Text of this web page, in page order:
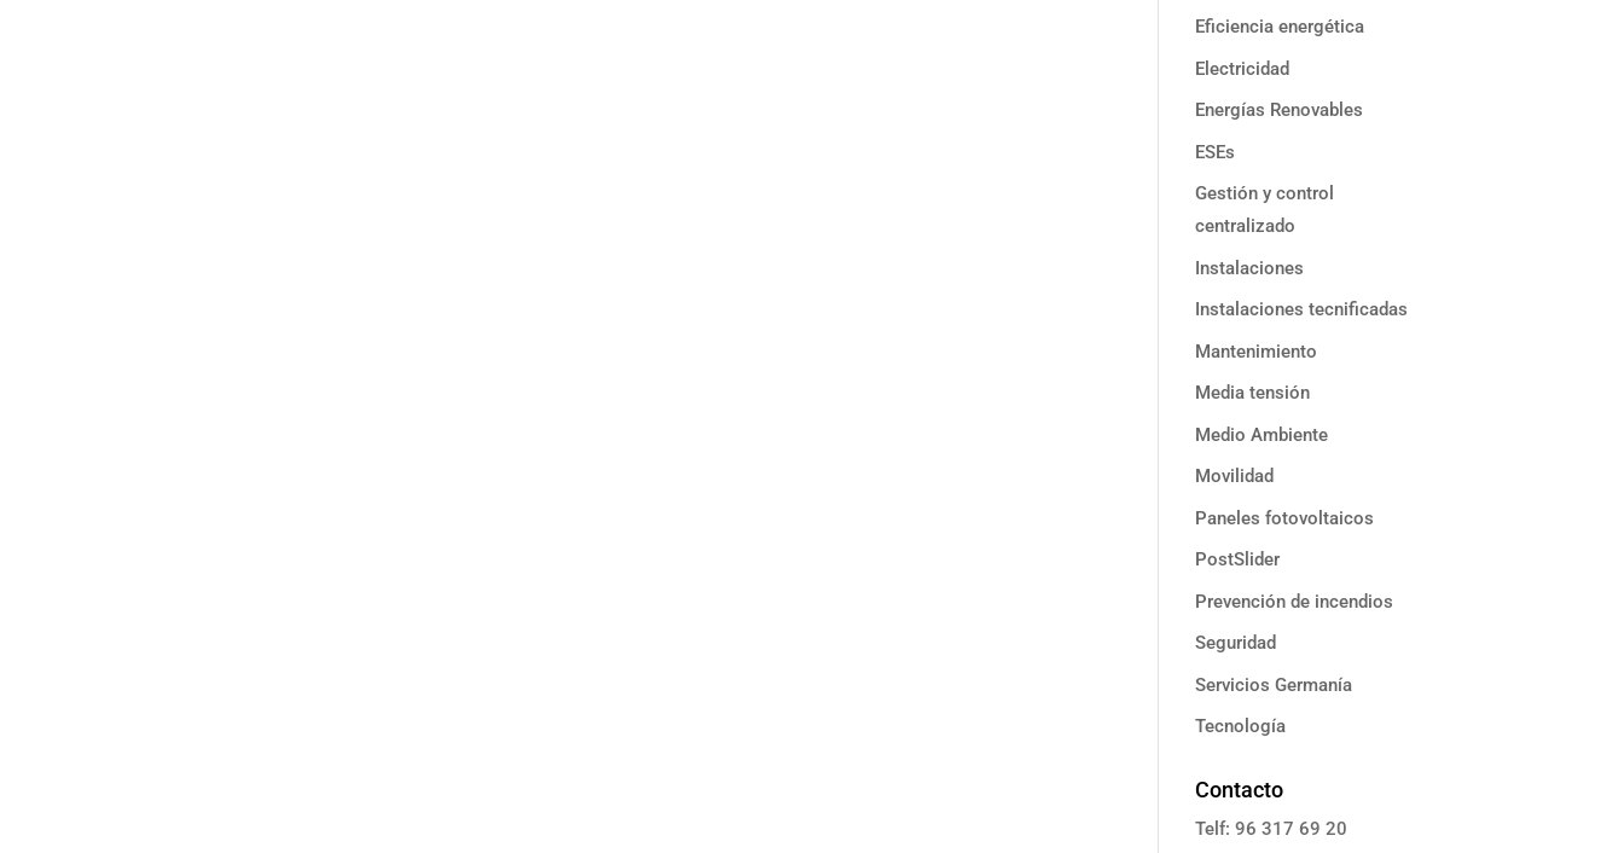
Eficiencia energética
Electricidad
Energías Renovables
ESEs
Gestión y control
centralizado
Instalaciones
Instalaciones tecnificadas
Mantenimiento
Media tensión
Medio Ambiente
Movilidad
Paneles fotovoltaicos
PostSlider
Prevención de incendios
Seguridad
Servicios Germanía
Tecnología
Contacto
Telf: 96 317 69 20